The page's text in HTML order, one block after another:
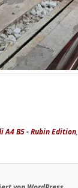
A4 B5 - Rubin Edition,